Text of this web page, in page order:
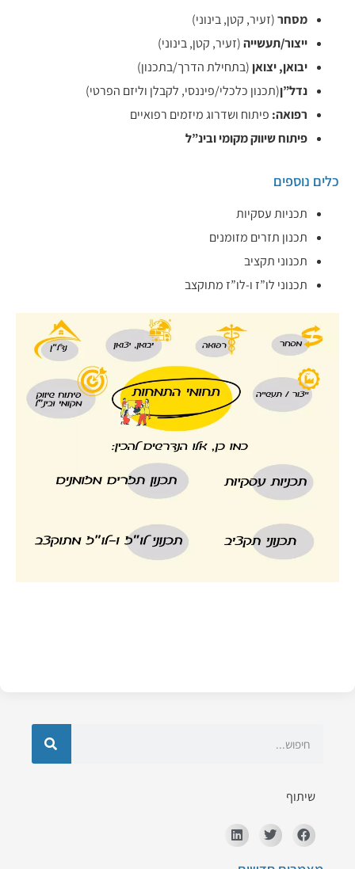
שיתוף
מסחר(זעיר, קטן, בינוני)
ייצור/תעשייה(זעיר, קטן, בינוני)
יבואן, יצואן(בתחילת הדרך/בתכנון)
נדל”ן(תכנון כלכלי/פיננסי, לקבלן וליזם הפרטי)
רפואה: פיתוח ושדרוג מיזמים רפואיים
פיתוח שיווק מקומי ובינ”ל
כלים נוספים
תכניות עסקיות
תכנון תזרים מזומנים
תכנוני תקציב
תכנוני לו”ז ו-לו”ז מתוקצב